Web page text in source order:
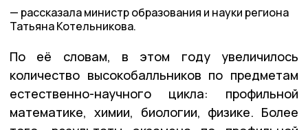
рассказала министр образования и науки региона
Татьяна Котельникова.
По её словам, в этом году увеличилось
количество высокобалльников по предметам
естественно-научного цикла: профильной
математике, химии, биологии, физике. Более